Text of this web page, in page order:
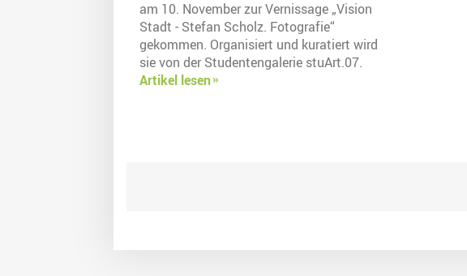
am 10. November zur Vernissage „Vision
Stadt - Stefan Scholz. Fotografie“
gekommen. Organisiert und kuratiert wird
sie von der Studentengalerie stuArt.07.
Artikel lesen